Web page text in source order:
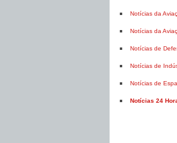
Notícias da
Notícias da
Notícias de
Notícias de
Notícias de
Notícias 24